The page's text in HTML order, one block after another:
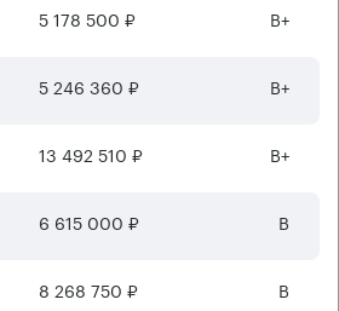
5 178 500 ₽ B+
5 246 360 ₽ B+
13 492 510 ₽ B+
6 615 000 ₽ B
8 268 750 ₽ B